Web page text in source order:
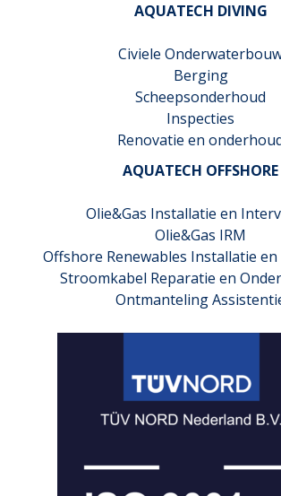
AQUATECH DIVING
Civiele
Berging
Scheepsonderhoud
Inspecties
Renovatie en
AQUATECH OFFSHORE
Olie&Gas Installatie en
Olie&Gas IRM
Offshore Renewables Installatie
Stroomkabel Reparatie en
Ontmanteling